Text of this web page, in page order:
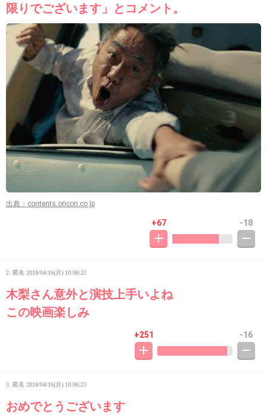
限りでございます」とコメント。
出典：contents.oricon.co.jp
+67 -18
2. 匿名 2018/04/16(月) 10:06:22
木梨さん意外と演技上手いよね
この映画楽しみ
+251 -16
3. 匿名 2018/04/16(月) 10:06:23
おめでとうございます